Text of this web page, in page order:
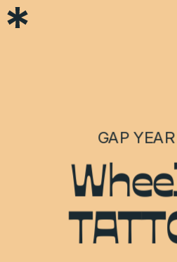
GAP